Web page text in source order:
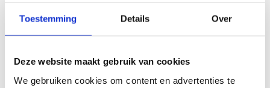
Toestemming Details Over
Deze website maakt gebruik van cookies
We gebruiken cookies om content en advertenties te